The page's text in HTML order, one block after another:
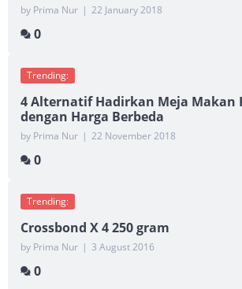
by Prima Nur | 22 January 2018
0
Trending:
4 Alternatif Hadirkan Meja Makan
dengan Harga Berbeda
by Prima Nur | 22 November 2018
0
Trending:
Crossbond X 4 250 gram
by Prima Nur | 3 August 2016
0